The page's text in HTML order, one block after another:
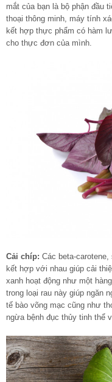
mắt của bạn là bộ phận đầu
thoại thông minh, máy tính
kết hợp thực phẩm có hàm
cho thực đơn của mình.
Cải chíp: Các beta-
kết hợp với nhau giúp cải
xanh hoạt động như một
trong loại rau này giúp ngăn
tế bào võng mạc cũng như
ngừa bệnh đục thủy tinh thể